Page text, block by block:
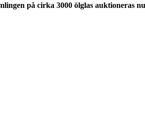
på cirka 3000 ölglas auktioneras